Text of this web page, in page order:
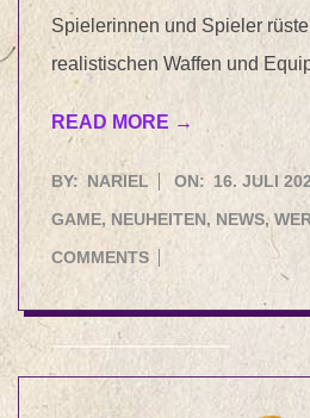
Spielerinnen und Spieler
realistischen Waffen und
READ MORE →
2025-
07-
16
BY: NARIEL ON: 16. JULI
GAME, NEUHEITEN , NEWS,
COMMENTS